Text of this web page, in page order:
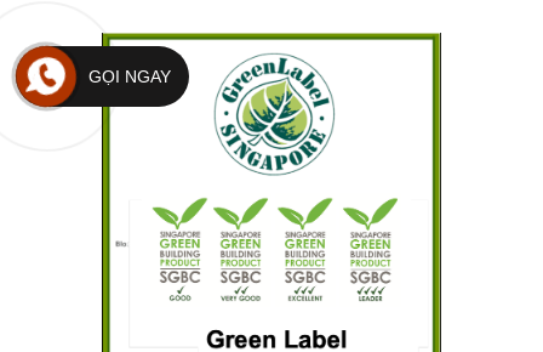
GỌI NGAY